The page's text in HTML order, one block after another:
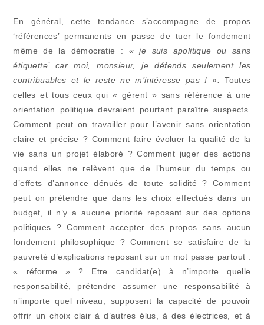
En général, cette tendance s’accompagne de propos
‘références’ permanents en passe de tuer le fondement
même de la démocratie : « je suis apolitique ou sans
étiquette’ car moi, monsieur, je défends seulement les
contribuables et le reste ne m’intéresse pas ! ».
Toutes
celles et tous ceux qui « gèrent » sans référence à une
orientation politique devraient pourtant paraître suspects.
Comment peut on travailler pour l’avenir sans orientation
claire et précise ? Comment faire évoluer la qualité de la
vie sans un projet élaboré ? Comment juger des actions
quand elles ne relèvent que de l’humeur du temps ou
d’effets d’annonce dénués de toute solidité ? Comment
peut on prétendre que dans les choix effectués dans un
budget, il n’y a aucune priorité reposant sur des options
politiques ? Comment accepter des propos sans aucun
fondement philosophique ? Comment se satisfaire de la
pauvreté d’explications reposant sur un mot passe partout :
« réforme » ? Etre candidat(e) à n’importe quelle
responsabilité, prétendre assumer une responsabilité à
n’importe quel niveau, supposent la capacité de pouvoir
offrir un choix clair à d’autres élus, à des électrices, et à